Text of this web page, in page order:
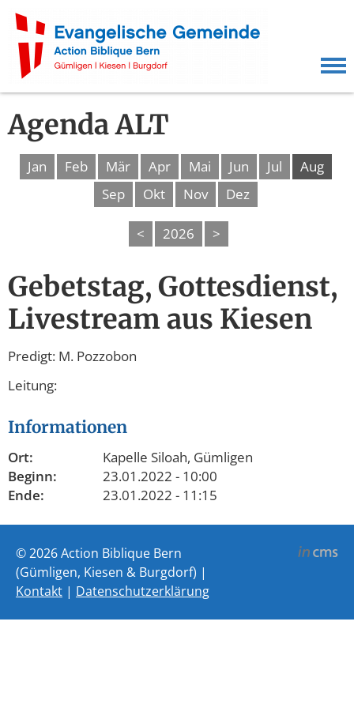
Agenda ALT
Jan Feb Mär Apr Mai Jun Jul
Aug
Sep
Okt Nov Dez
< 2026 >
Gebetstag, Gottesdienst,
Livestream aus Kiesen
Predigt: M. Pozzobon
Leitung:
Informationen
Ort:
Kapelle Siloah, Gümligen
Beginn:
23.01.2022 - 10:00
Ende:
23.01.2022 - 11:15
© 2026 Action Biblique Bern
(Gümligen, Kiesen & Burgdorf) |
Kontakt | Datenschutzerklärung